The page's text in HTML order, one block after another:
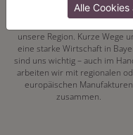
Mit unserer eigenen
unsere Region. Kurze Wege
eine starke Wirtschaft in
sind uns wichtig – auch im
arbeiten wir mit regionalen
europäischen Manufakturen
zusammen.
Alle Cookies